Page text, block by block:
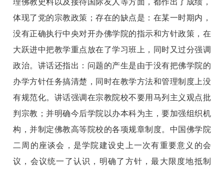
体现了党的宗教政策；存在的缺点是：在某一时期内，
没有正确执行中央对开办佛学院的指示和方针政策，在
大跃进中把教学重点放在了学习班上，同时又过分强调
政治。讲话还指出：问题的产生是由于没有把佛学院的
办学方针任务搞清楚，同时在教学方法和管理制度上没
有规范化。讲话强调在宗教院校不要用马列主义观点批
判宗教；并明确今后学院以办本科为主，要加强组织机
构，并制定佛教高等院校的各项规章制度。中国佛学院
二周的座谈会，是学院建设史上一次有重要意义的会
议，会议统一了认识，明确了方针，最大限度地抵制